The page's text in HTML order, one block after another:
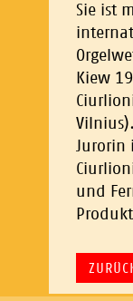
Sie ist
Kiew
Jurorin
und